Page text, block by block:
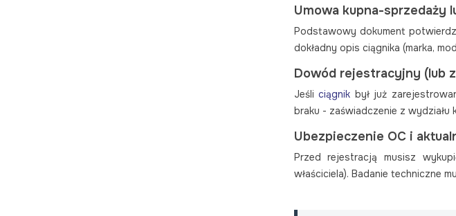
Umowa kupna-sprzedaży
Podstawowy dokument
dokładny opis ciągnika (marka,
Dowód rejestracyjny (lub
Jeśliciągnik był już
braku - zaświadczenie z
Ubezpieczenie OC i
Przed rejestracją musisz
właściciela). Badanie techniczne